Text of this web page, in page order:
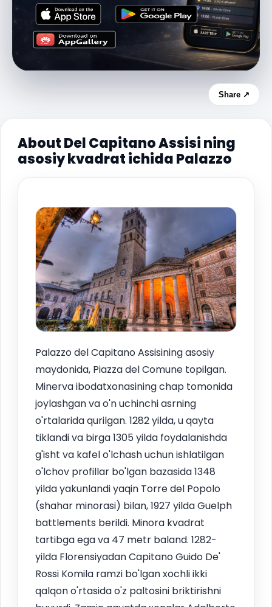
Share ↗
About Del Capitano Assisi ning
asosiy kvadrat ichida Palazzo
Palazzo del Capitano Assisining asosiy
maydonida, Piazza del Comune topilgan.
Minerva ibodatxonasining chap tomonida
joylashgan va o'n uchinchi asrning
o'rtalarida qurilgan. 1282 yilda, u qayta
tiklandi va birga 1305 yilda foydalanishda
g'isht va kafel o'lchash uchun ishlatilgan
o'lchov profillar bo'lgan bazasida 1348
yilda yakunlandi yaqin Torre del Popolo
(shahar minorasi) bilan, 1927 yilda Guelph
battlements berildi. Minora kvadrat
tartibga ega va 47 metr baland. 1282-
yilda Florensiyadan Capitano Guido De'
Rossi Komila ramzi bo'lgan xochli ikki
qalqon o'rtasida o'z paltosini briktirishni